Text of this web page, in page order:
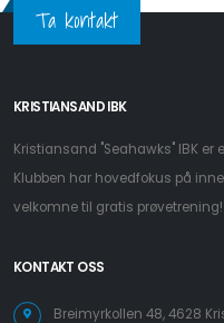
Ta kontakt
KRISTIANSAND IBK
Kristiansand "Seahawks" IBK er
Klubben har hovedfokus på
velkomne til gratis prøvetrening!
KONTAKT OSS
Breimyrkollen 48, 4628